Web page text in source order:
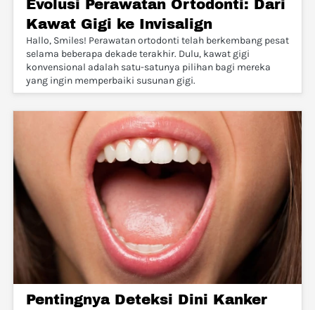
Evolusi Perawatan Ortodonti: Dari
Kawat Gigi ke Invisalign
Hallo, Smiles! Perawatan ortodonti telah berkembang pesat
selama beberapa dekade terakhir. Dulu, kawat gigi
konvensional adalah satu-satunya pilihan bagi mereka
yang ingin memperbaiki susunan gigi.
Pentingnya Deteksi Dini Kanker